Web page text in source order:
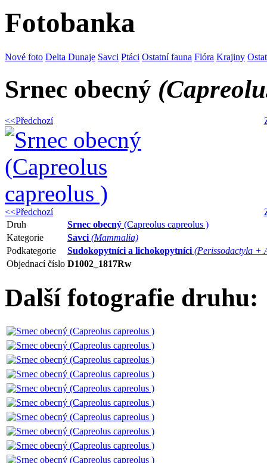
Fotobanka
Nové foto Delta Dunaje Savci Ptáci Ostatní fauna Flóra Krajiny
Srnec obecný
<<Předchozí
<<Předchozí
Druh
Srnec obecný (Capreolus capreolus )
Kategorie
Savci (Mammalia)
Podkategorie
Sudokopytníci a lichokopytníci (Perissodactyla +
Objednací číslo D1002_1817Rw
Další fotografie druhu: